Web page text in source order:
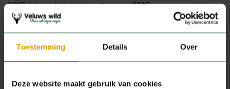
Toestemming Details Over
Deze website maakt gebruik van cookies
80°C tot een kerntemperatuur van 62°C.
Productspecificaties
GEWICHT 1 kg